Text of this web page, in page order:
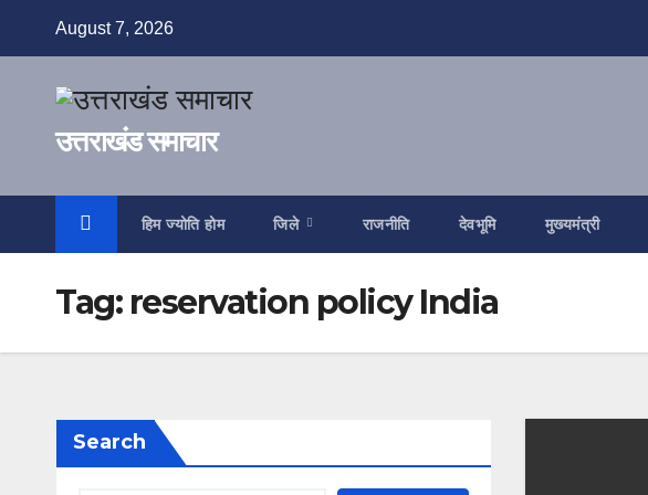
August 7, 2026
उत्तराखंड समाचार
हिम ज्योति होम जिले राजनीति देवभूमि मुख्यमंत्री
Tag: reservation policy India
Search